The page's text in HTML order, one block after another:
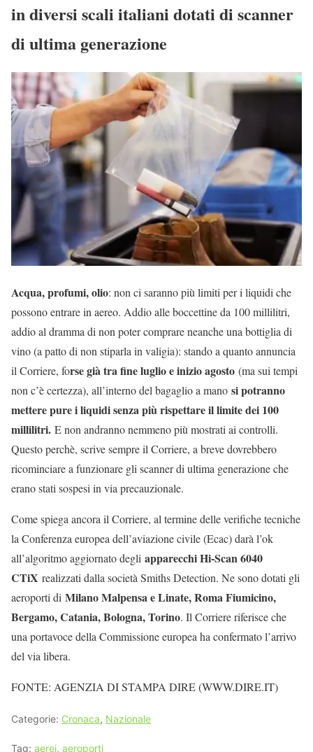
in diversi scali italiani dotati di scanner
di ultima generazione
Acqua, profumi, olio: non ci saranno più limiti per i liquidi che
possono entrare in aereo. Addio alle boccettine da 100 millilitri,
addio al dramma di non poter comprare neanche una bottiglia di
vino (a patto di non stiparla in valigia): stando a quanto annuncia
il Corriere, forse già tra fine luglio e inizio agosto (ma sui tempi
non c’è certezza), all’interno del bagaglio a mano si potranno
mettere pure i liquidi senza più rispettare il limite dei 100
millilitri. E non andranno nemmeno più mostrati ai controlli.
Questo perchè, scrive sempre il Corriere, a breve dovrebbero
ricominciare a funzionare gli scanner di ultima generazione che
erano stati sospesi in via precauzionale.
Come spiega ancora il Corriere, al termine delle verifiche tecniche
la Conferenza europea dell’aviazione civile (Ecac) darà l’ok
all’algoritmo aggiornato degli apparecchi Hi-Scan 6040
CTiX realizzati dalla società Smiths Detection. Ne sono dotati gli
aeroporti di Milano Malpensa e Linate, Roma Fiumicino,
Bergamo, Catania, Bologna, Torino. Il Corriere riferisce che
una portavoce della Commissione europea ha confermato l’arrivo
del via libera.
FONTE: AGENZIA DI STAMPA DIRE (WWW.DIRE.IT)
Categorie: Cronaca, Nazionale
Tag: aerei, aeroporti